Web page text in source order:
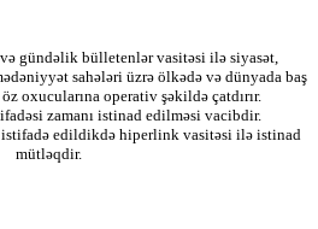
gündəlik bülletenlər vasitəsi ilə siyasət,
sahələri üzrə ölkədə və dünyada baş
oxucularına operativ şəkildə çatdırır.
zamanı istinad edilməsi vacibdir.
edildikdə hiperlink vasitəsi ilə istinad
mütləqdir.